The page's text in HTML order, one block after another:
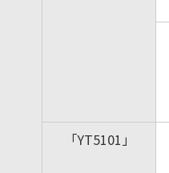
「YT5101」